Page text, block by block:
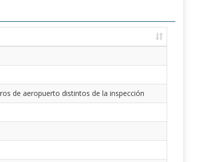
de aeropuerto distintos de la inspección